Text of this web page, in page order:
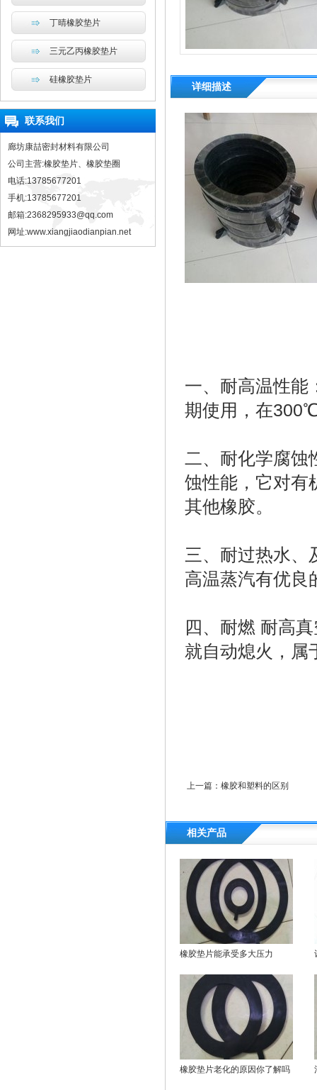
详细描述
一、耐高温性
期使用，在
二、耐化学腐蚀
蚀性能，它对有
其他橡胶。
三、耐过热水、
高温蒸汽有优良
四、耐燃 耐高
就自动熄火，属
上一篇： 橡胶和塑料的区别
相关产品
橡胶垫片能承受多大压力
橡胶垫片老化的原因你了解吗
丁晴橡胶垫片
三元乙丙橡胶垫片
硅橡胶垫片
联系我们
廊坊康喆密封材料有限公司
公司主营:橡胶垫片、橡胶垫圈
电话:13785677201
手机:13785677201
邮箱:2368295933@qq.com
网址:www.xiangjiaodianpian.net